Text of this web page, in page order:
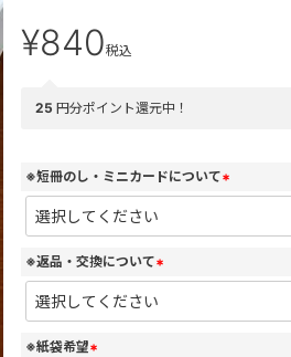
¥840税込
25 円分ポイント還元中！
※短冊のし・ミニカードについて
(
須
※返品・交換について
(
必
須
※紙袋希望